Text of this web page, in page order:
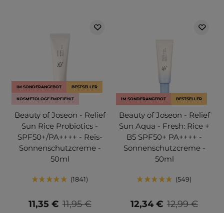
IM SONDERANGEBOT BESTSELLER
KOSMETOLOGE EMPFIEHLT
Beauty of Joseon - Relief
Sun Rice Probiotics -
SPF50+/PA++++ - Reis-
Sonnenschutzcreme -
50ml
1841
11,95 €
11,35 €
IM SONDERANGEBOT BESTSELLER
Beauty of Joseon - Relief
Sun Aqua - Fresh: Rice +
B5 SPF50+ PA++++ -
Sonnenschutzcreme -
50ml
549
12,99 €
12,34 €